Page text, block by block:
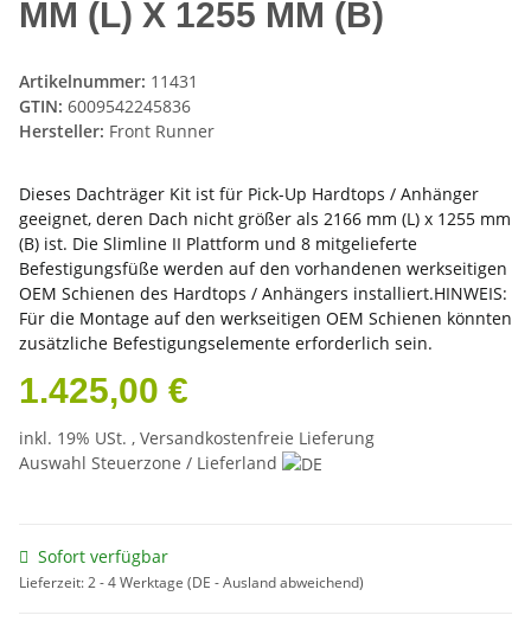
MM (L) X 1255 MM (B)
Artikelnummer: 11431
GTIN: 6009542245836
Hersteller: Front Runner
Dieses Dachträger Kit ist für Pick-Up Hardtops / Anhänger
geeignet, deren Dach nicht größer als 2166 mm (L) x 1255 mm
(B) ist. Die Slimline II Plattform und 8 mitgelieferte
Befestigungsfüße werden auf den vorhandenen werkseitigen
OEM Schienen des Hardtops / Anhängers installiert.HINWEIS:
Für die Montage auf den werkseitigen OEM Schienen könnten
zusätzliche Befestigungselemente erforderlich sein.
1.425,00 €
inkl. 19% USt. , Versandkostenfreie Lieferung
Auswahl Steuerzone / Lieferland
Sofort verfügbar
Lieferzeit:2 - 4 Werktage (DE - Ausland abweichend)